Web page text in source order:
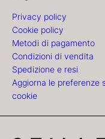
Privacy policy
Cookie policy
Metodi di pagamento
Condizioni di vendita
Spedizione e resi
Aggiorna le preferenze
cookie